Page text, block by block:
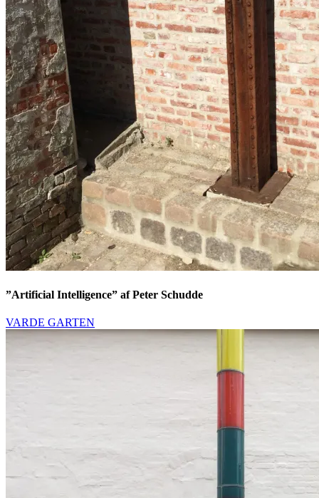
”Artificial Intelligence” af Peter Schudde
VARDE GARTEN